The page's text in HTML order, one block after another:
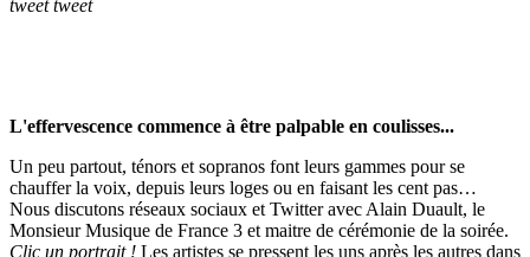
tweet tweet
L'effervescence commence à être palpable en coulisses...
Un peu partout, ténors et sopranos font leurs gammes pour se
chauffer la voix, depuis leurs loges ou en faisant les cent pas…
Nous discutons réseaux sociaux et Twitter avec Alain Duault, le
Monsieur Musique de France 3 et maitre de cérémonie de la soirée.
Clic un portrait ! Les artistes se pressent les uns après les autres dans